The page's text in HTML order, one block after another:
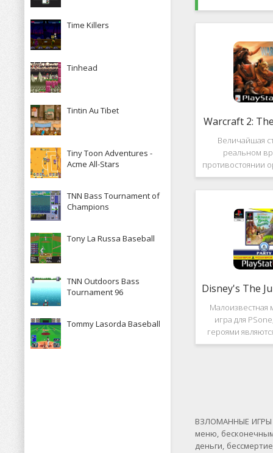
Time Killers
Tinhead
Tintin Au Tibet
Tiny Toon Adventures -
Acme All-Stars
TNN Bass Tournament of
Champions
Tony La Russa Baseball
TNN Outdoors Bass
Tournament 96
Tommy Lasorda Baseball
Warcraft 2:
Величайшая
реальном
противостоянии
Warcraft 2:
рассказывает
историю, в
за королевство
Малоизвестная
игра для
героями
"Книги
ВЗЛОМАННЫЕ ИГРЫ
меню,
деньги,